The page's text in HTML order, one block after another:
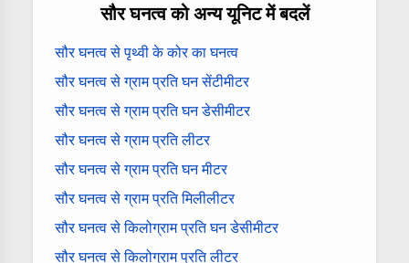
सौर घनत्व को अन्य यूनिट में बदलें
सौर घनत्व से पृथ्वी के कोर का घनत्व
सौर घनत्व से ग्राम प्रति घन सेंटीमीटर
सौर घनत्व से ग्राम प्रति घन डेसीमीटर
सौर घनत्व से ग्राम प्रति लीटर
सौर घनत्व से ग्राम प्रति घन मीटर
सौर घनत्व से ग्राम प्रति मिलीलीटर
सौर घनत्व से किलोग्राम प्रति घन डेसीमीटर
सौर घनत्व से किलोग्राम प्रति लीटर